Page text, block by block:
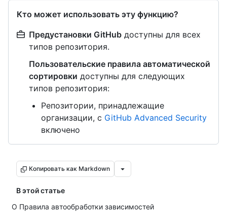
Кто может использовать эту функцию?
Предустановки GitHub доступны для всех
типов репозитория.
Пользовательские правила автоматической
сортировки доступны для следующих
типов репозитория:
Репозитории, принадлежащие
организации, с GitHub Advanced Security
включено
Копировать как Markdown
В этой статье
О Правила автообработки зависимостей